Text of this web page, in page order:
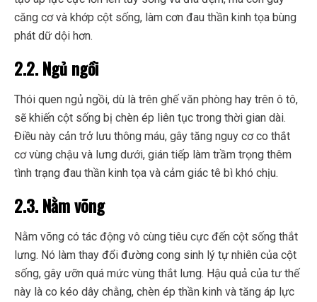
căng cơ và khớp cột sống, làm cơn đau thần kinh tọa bùng
phát dữ dội hơn.
2.2. Ngủ ngồi
Thói quen ngủ ngồi, dù là trên ghế văn phòng hay trên ô tô,
sẽ khiến cột sống bị chèn ép liên tục trong thời gian dài.
Điều này cản trở lưu thông máu, gây tăng nguy cơ co thắt
cơ vùng chậu và lưng dưới, gián tiếp làm trầm trọng thêm
tình trạng đau thần kinh tọa và cảm giác tê bì khó chịu.
2.3. Nằm võng
Nằm võng có tác động vô cùng tiêu cực đến cột sống thắt
lưng. Nó làm thay đổi đường cong sinh lý tự nhiên của cột
sống, gây ưỡn quá mức vùng thắt lưng. Hậu quả của tư thế
này là co kéo dây chằng, chèn ép thần kinh và tăng áp lực